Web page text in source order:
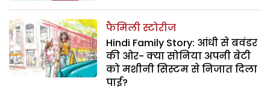
फैमिली स्टोरीज
Hindi Family Story: आंधी से बवंडर
की ओर- क्या सोनिया अपनी बेटी
को मशीनी सिस्टम से निजात दिला
पाई?